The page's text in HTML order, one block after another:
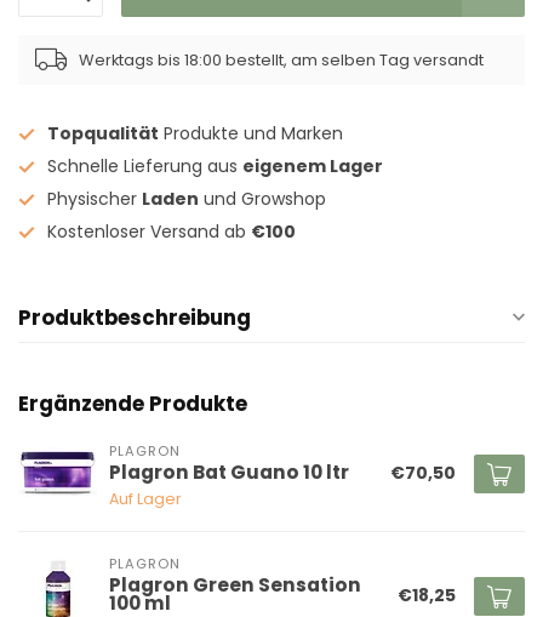
Werktags bis 18:00 bestellt, am selben Tag versandt
Topqualität Produkte und Marken
Schnelle Lieferung aus eigenem Lager
Physischer Laden und Growshop
Kostenloser Versand ab €100
Produktbeschreibung
Ergänzende Produkte
PLAGRON
Plagron Bat Guano 10 ltr
Auf Lager
€70,50
PLAGRON
Plagron Green Sensation
100 ml €18,25